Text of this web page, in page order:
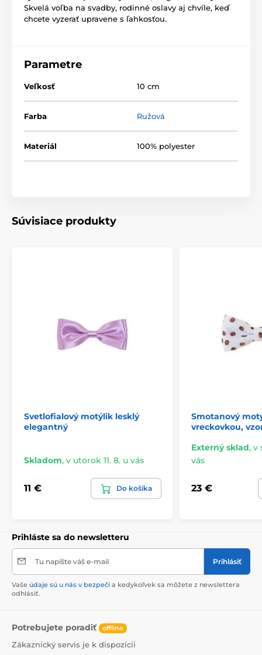
Skvelá voľba na svadby, rodinné oslavy aj chvíle, keď
chcete vyzerať upravene s ľahkosťou.
Parametre
Veľkosť 10 cm
Farba Ružová
Materiál 100% polyester
Súvisiace produkty
Svetlofialový motýlik lesklý
elegantný
Skladom, v utorok 11. 8. u vás
11 € Do košíka
Smotanový
vreckovkou,
Externý sklad, v
vás
23 €
Prihláste sa do newsletteru
Tu napíšte váš e-mail Prihlásiť
Vaše údaje sú u nás v bezpečí a kedykoľvek sa môžete z newslettera
odhlásiť.
Potrebujete poradiť offline
Zákaznický servis je k dispozícii